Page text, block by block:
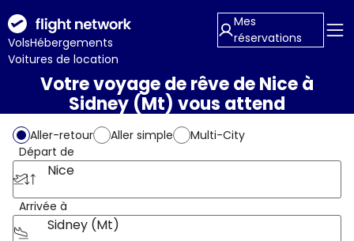
VolsHébergements
Voitures de location
Mes
réservations
Votre voyage de rêve de Nice à
Sidney (Mt) vous attend
Aller-retour Aller simple
Multi-City
Départ de
Nice
Arrivée à
Sidney (Mt)